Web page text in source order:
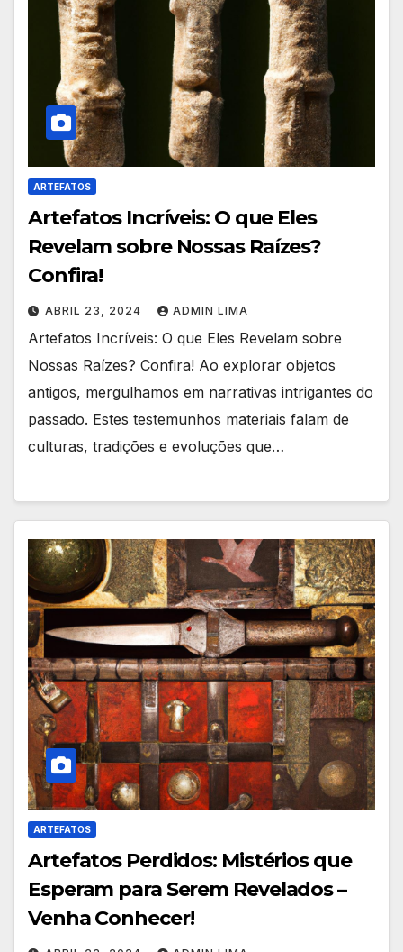
ARTEFATOS
Artefatos Incríveis: O que Eles
Revelam sobre Nossas Raízes?
Confira!
ABRIL 23, 2024 ADMIN LIMA
Artefatos Incríveis: O que Eles Revelam sobre
Nossas Raízes? Confira! Ao explorar objetos
antigos, mergulhamos em narrativas intrigantes do
passado. Estes testemunhos materiais falam de
culturas, tradições e evoluções que…
ARTEFATOS
Artefatos Perdidos: Mistérios que
Esperam para Serem Revelados –
Venha Conhecer!